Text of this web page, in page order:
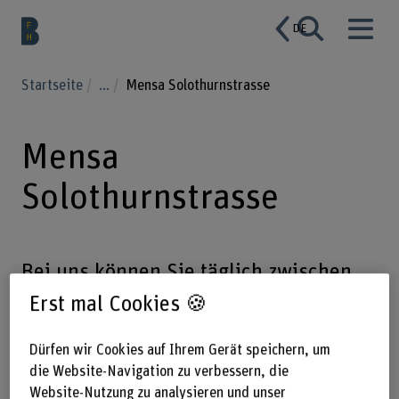
DE
Startseite ... Mensa Solothurnstrasse
Mensa
Solothurnstrasse
Bei uns können Sie täglich zwischen
zwei feinen Menüs wählen. Eins davon
einen Salat möchte, kann sich den am
Buffet selbst zusammenstellen.
Erst mal Cookies 🍪
Dürfen wir Cookies auf Ihrem Gerät speichern, um
die Website-Navigation zu verbessern, die
Website-Nutzung zu analysieren und unser